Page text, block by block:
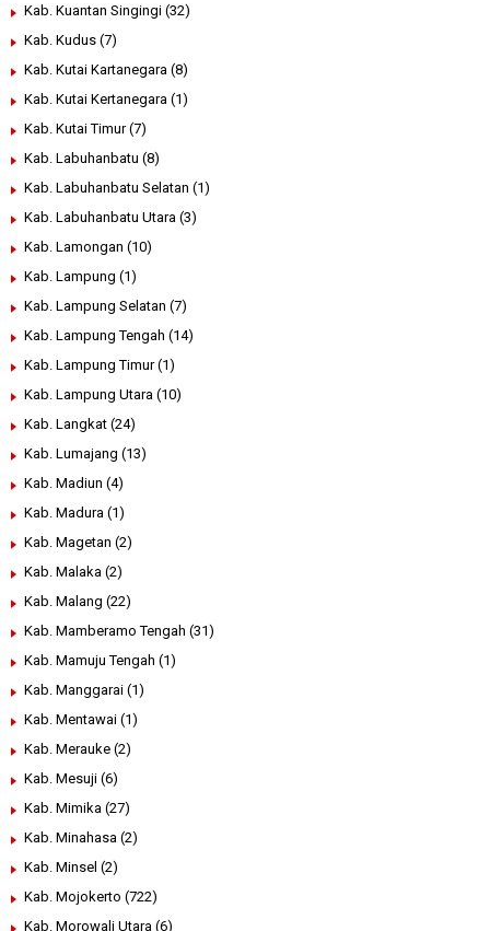
Kab. Kuantan Singingi (32)
Kab. Kudus (7)
Kab. Kutai Kartanegara (8)
Kab. Kutai Kertanegara (1)
Kab. Kutai Timur (7)
Kab. Labuhanbatu (8)
Kab. Labuhanbatu Selatan (1)
Kab. Labuhanbatu Utara (3)
Kab. Lamongan (10)
Kab. Lampung (1)
Kab. Lampung Selatan (7)
Kab. Lampung Tengah (14)
Kab. Lampung Timur (1)
Kab. Lampung Utara (10)
Kab. Langkat (24)
Kab. Lumajang (13)
Kab. Madiun (4)
Kab. Madura (1)
Kab. Magetan (2)
Kab. Malaka (2)
Kab. Malang (22)
Kab. Mamberamo Tengah (31)
Kab. Mamuju Tengah (1)
Kab. Manggarai (1)
Kab. Mentawai (1)
Kab. Merauke (2)
Kab. Mesuji (6)
Kab. Mimika (27)
Kab. Minahasa (2)
Kab. Minsel (2)
Kab. Mojokerto (722)
Kab. Morowali Utara (6)